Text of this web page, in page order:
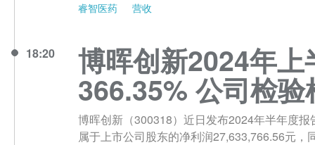
睿智医药 营收
18:20 博晖创新2024年
366.35% 公司检
博晖创新（300318）近日发布2024年半年度
属于上市公司股东的净利润27,633,766.56元，